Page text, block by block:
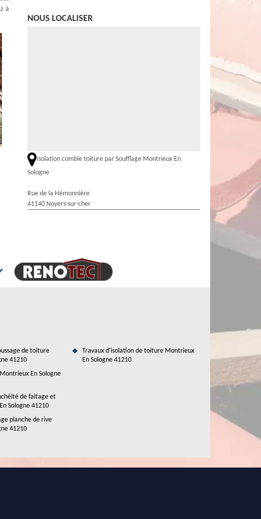
à
NOUS LOCALISER
Isolation comble toiture par Soufflage Montrieux En
Sologne
Rue de la Hémonnière
41140 Noyers-sur-cher
de toiture
41210
En Sologne
de faitage et
Sologne 41210
planche de rive
41210
Travaux d'isolation de toiture Montrieux
En Sologne 41210